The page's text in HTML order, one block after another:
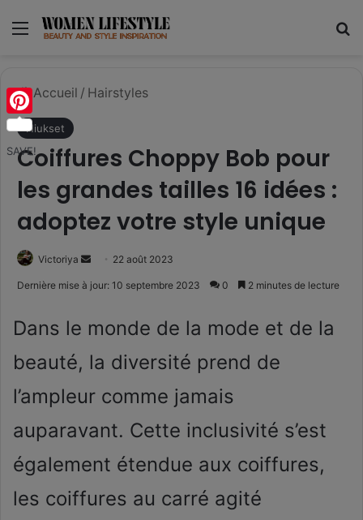
Menu
Accueil / Hairstyles
Hiukset
Coiffures Choppy Bob pour
les grandes tailles 16 idées :
adoptez votre style unique
Victoriya
Envoyer22 août 2023
Dernière mise à jour: 10 septembre 2023 0 2 minutes de lecture
Dans le monde de la mode et de la
beauté, la diversité prend de
l’ampleur comme jamais
auparavant. Cette inclusivité s’est
également étendue aux coiffures,
les coiffures au carré agité
Pinterest
SAVE!